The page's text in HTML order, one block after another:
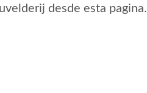
desde esta pagina.